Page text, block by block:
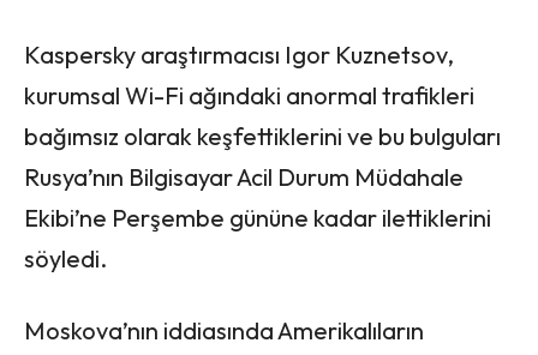
Kaspersky araştırmacısı Igor Kuznetsov,
kurumsal Wi-Fi ağındaki anormal trafikleri
bağımsız olarak keşfettiklerini ve bu bulguları
Rusya’nın Bilgisayar Acil Durum Müdahale
Ekibi’ne Perşembe gününe kadar ilettiklerini
söyledi.
Moskova’nın iddiasında Amerikalıların